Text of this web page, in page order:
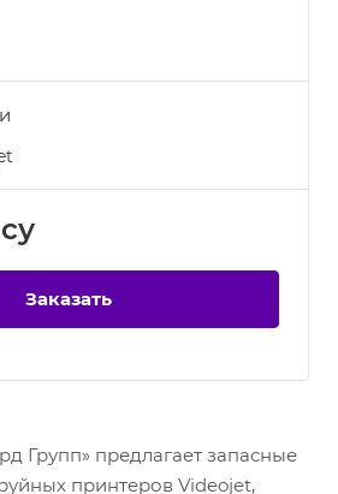
Заказать
Групп» предлагает запасные
принтеров Videojet,